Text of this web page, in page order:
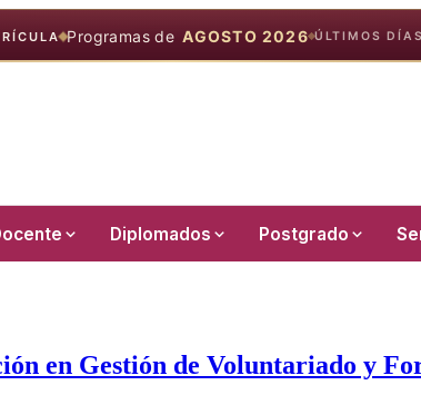
Programas de AGOSTO 2026 ÚLTIMOS DÍAS
Diplomados Postgrado
en Gestión de Voluntariado y